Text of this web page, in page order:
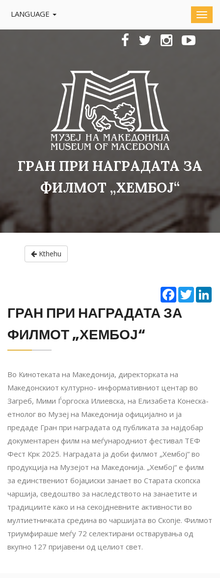
Kthehu
LANGUAGE
ГРАН ПРИ НАГРАДАТА ЗА
ФИЛМОТ „ХЕМБОЈ“
Facebook
Twitter
ГРАН ПРИ НАГРАДАТА ЗА
ФИЛМОТ „ХЕМБОЈ“
Во Кинотеката на Македонија, директорката на
Македонскиот културно- информативниот центар во
Загреб, Мими Ѓоргоска Илиевска, на Елизабета Конеска-
етнолог во Музеј на Македонија официјално и ја
предаде Гран при наградата од публиката за најдобар
документарен филм на меѓународниот фестивал TEФ
Фест Крк 2025. Наградата ја доби филмот „Хембој“ во
продукција на Музејот на Македонија. „Хембој“ е филм
за единствениот бојаџиски занает во Старата скопска
чаршија, сведоштво за наследството на занаетите и
традициите како и на секојдневните активности во
мултиетничката средина во чаршијата во Скопје. Филмот
триумфираше меѓу 72 селектирани остварувања од
вкупно 127 пријавени од целиот свет.